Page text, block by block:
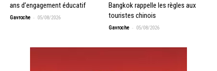
ans d’engagement éducatif
Gavroche - 05/08/2026
Bangkok rappelle les règles aux
touristes chinois
Gavroche - 05/08/2026